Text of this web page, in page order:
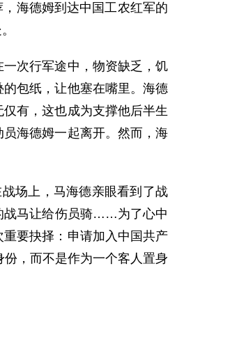
海德姆到达中国工农红军的
次行军途中，物资缺乏，饥
包纸，让他塞在嘴里。海德
有，这也成为支撑他后半生
海德姆一起离开。然而，海
场上，马海德亲眼看到了战
战马让给伤员骑……为了心中
要抉择：申请加入中国共产
，而不是作为一个客人置身